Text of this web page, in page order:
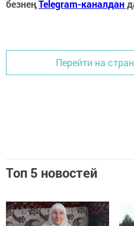
безнеңTelegram-каналдан
Перейти на
Топ 5 новостей